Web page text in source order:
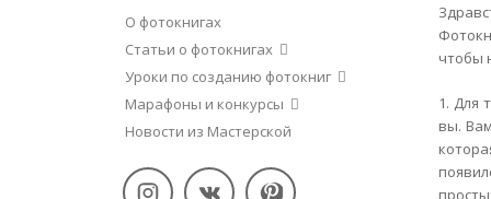
О фотокнигах
Статьи о фотокнигах
Уроки по созданию фотокниг
Марафоны и конкурсы
Новости из Мастерской
чтобы
1. Для
вы.